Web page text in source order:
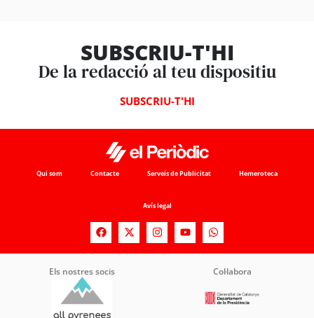
SUBSCRIU-T'HI
De la redacció al teu dispositiu
SUBSCRIU-T'HI
Qui som Contacte Serveis de Publicitat Hemeroteca
Avís legal
Els nostres socis Col·labora